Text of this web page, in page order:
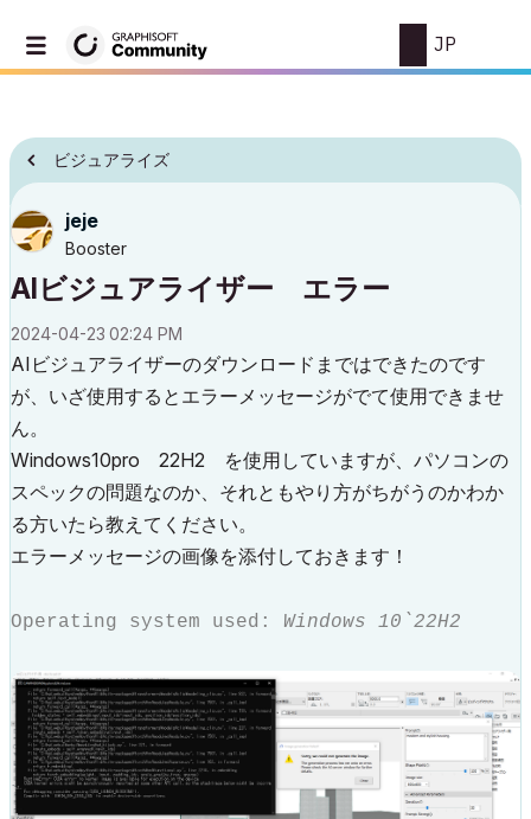
JP
ビジュアライズ
jeje
Booster
AIビジュアライザー エラー
‎2024-04-23 02:24 PM
AIビジュアライザーのダウンロードまではできたのです
が、いざ使用するとエラーメッセージがでて使用できませ
ん。
Windows10pro 22H2 を使用していますが、パソコンの
スペックの問題なのか、それともやり方がちがうのかわか
る方いたら教えてください。
エラーメッセージの画像を添付しておきます！
Operating system used: Windows 10`22H2